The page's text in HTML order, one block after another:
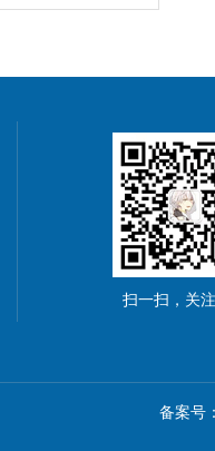
扫一扫，关
备案号